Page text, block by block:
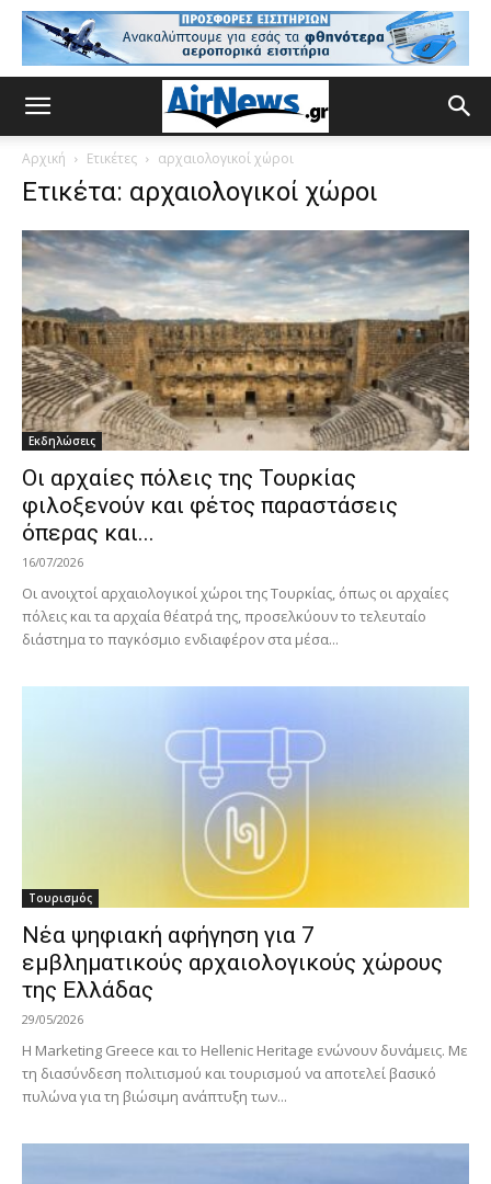
Αρχική Ετικέτες αρχαιολογικοί χώροι
Ετικέτα: αρχαιολογικοί χώροι
Εκδηλώσεις
Οι αρχαίες πόλεις της Τουρκίας
φιλοξενούν και φέτος παραστάσεις
όπερας και...
16/07/2026
Οι ανοιχτοί αρχαιολογικοί χώροι της Τουρκίας, όπως οι αρχαίες
πόλεις και τα αρχαία θέατρά της, προσελκύουν το τελευταίο
διάστημα το παγκόσμιο ενδιαφέρον στα μέσα...
Τουρισμός
Νέα ψηφιακή αφήγηση για 7
εμβληματικούς αρχαιολογικούς χώρους
της Ελλάδας
29/05/2026
Η Marketing Greece και το Hellenic Heritage ενώνουν δυνάμεις. Με
τη διασύνδεση πολιτισμού και τουρισμού να αποτελεί βασικό
πυλώνα για τη βιώσιμη ανάπτυξη των...